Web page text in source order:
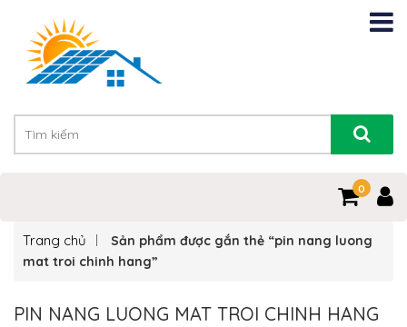
0
Trang chủ
Sản phẩm được gắn thẻ “pin nang luong
mat troi chinh hang”
PIN NANG LUONG MAT TROI CHINH HANG